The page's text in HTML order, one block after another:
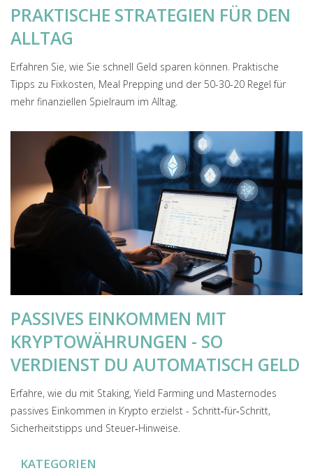
PRAKTISCHE STRATEGIEN FÜR DEN
ALLTAG
Erfahren Sie, wie Sie schnell Geld sparen können. Praktische
Tipps zu Fixkosten, Meal Prepping und der 50-30-20 Regel für
mehr finanziellen Spielraum im Alltag.
PASSIVES EINKOMMEN MIT
KRYPTOWÄHRUNGEN - SO
VERDIENST DU AUTOMATISCH GELD
Erfahre, wie du mit Staking, Yield Farming und Masternodes
passives Einkommen in Krypto erzielst - Schritt‑für‑Schritt,
Sicherheitstipps und Steuer‑Hinweise.
KATEGORIEN